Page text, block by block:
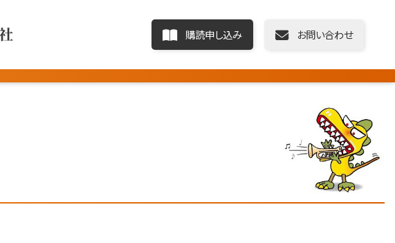
購読申し込み お問い合わせ